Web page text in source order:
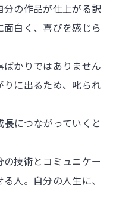
の作品が仕上がる訳
白く、喜びを感じら
かりではありません
りに出るため、叱られ
につながっていくと
技術とコミュニケー
人。自分の人生に、